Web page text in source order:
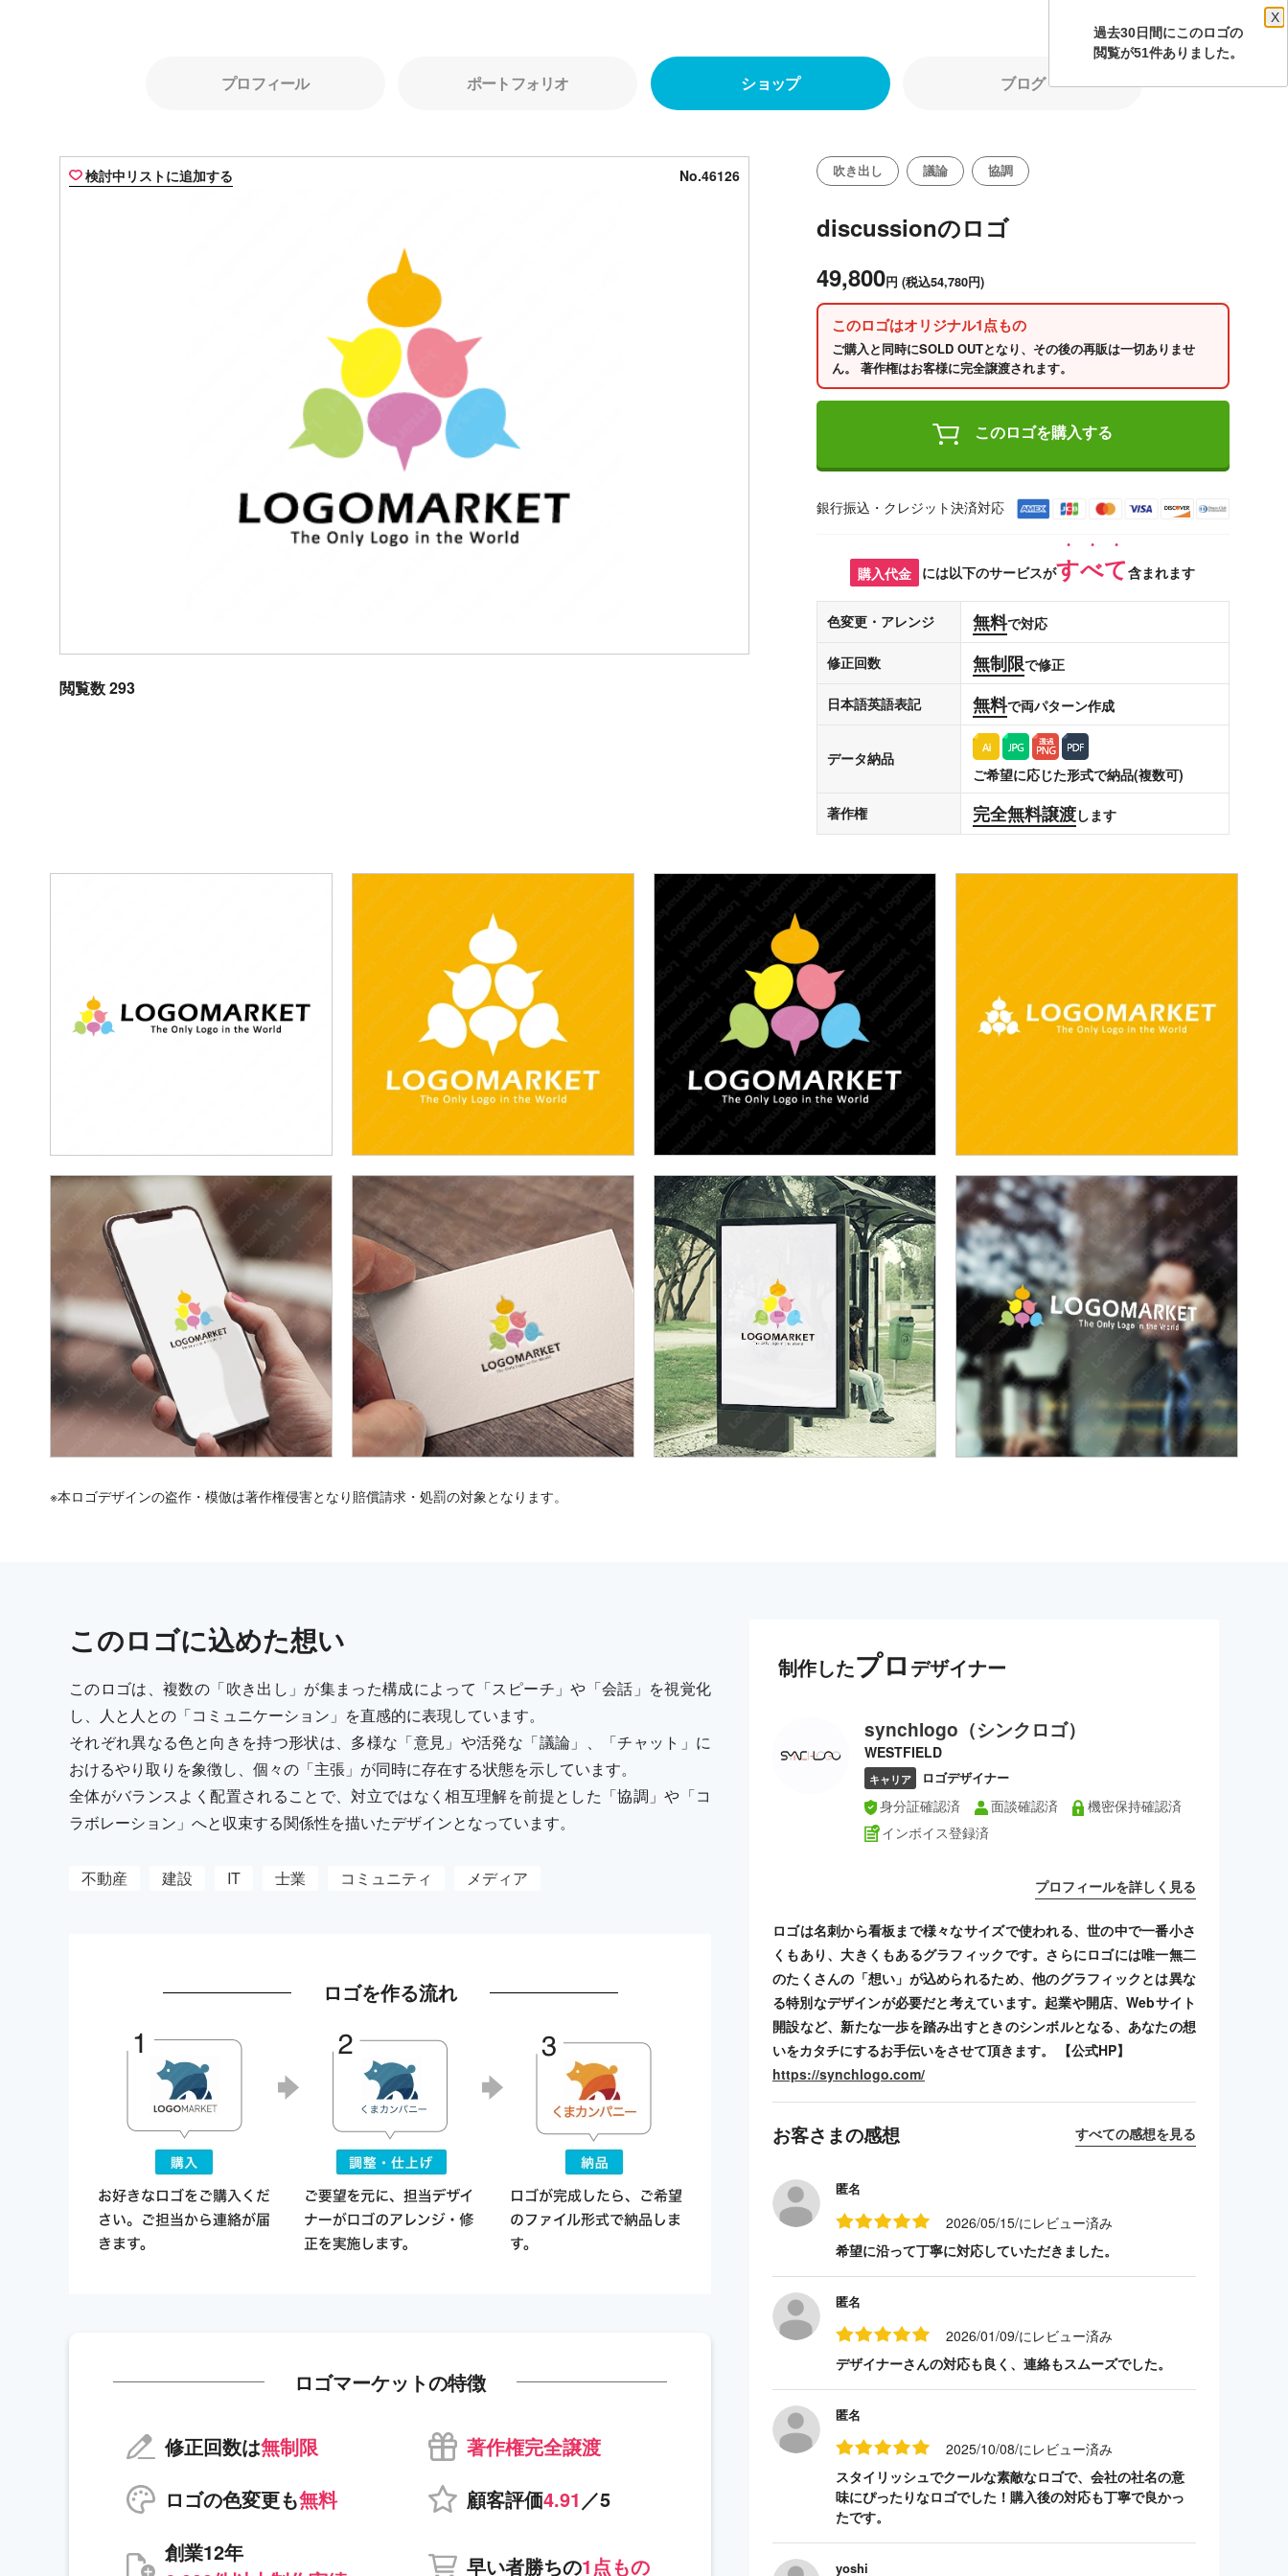
プロフィール ポートフォリオ ショップ ブログ
検討中リストに追加する No.46126
閲覧数 293
吹き出し 議論 協調
discussionのロゴ
49,800円 (税込54,780円)
このロゴはオリジナル1点もの
ご購入と同時にSOLD OUTとなり、その後の再販は一切ありませ
ん。 著作権はお客様に完全譲渡されます。
このロゴを購入する
銀行振込・クレジット決済対応
購入代金 には以下のサービスがすべて含まれます
色変更・アレンジ 無料で対応
修正回数 無制限で修正
日本語英語表記 無料で両パターン作成
データ納品
ご希望に応じた形式で納品(複数可)
著作権
完全無料譲渡します
※本ロゴデザインの盗作・模倣は著作権侵害となり賠償請求・処罰の対象となります。
このロゴに込めた想い
このロゴは、複数の「吹き出し」が集まった構成によって「スピーチ」や「会話」を視覚化
し、人と人との「コミュニケーション」を直感的に表現しています。
それぞれ異なる色と向きを持つ形状は、多様な「意見」や活発な「議論」、「チャット」に
おけるやり取りを象徴し、個々の「主張」が同時に存在する状態を示しています。
全体がバランスよく配置されることで、対立ではなく相互理解を前提とした「協調」や「コ
ラボレーション」へと収束する関係性を描いたデザインとなっています。
不動産 建設 IT 士業 コミュニティ メディア
ロゴを作る流れ
ロゴマーケットの特徴
修正回数は無制限
著作権完全譲渡
ロゴの色変更も無料 顧客評価4.91 ／5
創業12年
早い者勝ちの1点もの
制作したプロ デザイナー
synchlogo（シンクロゴ）
WESTFIELD
キャリア ロゴデザイナー
身分証確認済 面談確認済
機密保持確認済
インボイス登録済
プロフィールを詳しく見る
ロゴは名刺から看板まで様々なサイズで使われる、世の中で一番小さ
くもあり、大きくもあるグラフィックです。さらにロゴには唯一無二
のたくさんの「想い」が込められるため、他のグラフィックとは異な
る特別なデザインが必要だと考えています。起業や開店、Webサイト
開設など、新たな一歩を踏み出すときのシンボルとなる、あなたの想
いをカタチにするお手伝いをさせて頂きます。 【公式HP】
https://synchlogo.com/
お客さまの感想 すべての感想を見る
匿名
2026/05/15/にレビュー済み
希望に沿って丁寧に対応していただきました。
匿名
2026/01/09/にレビュー済み
デザイナーさんの対応も良く、連絡もスムーズでした。
匿名
2025/10/08/にレビュー済み
スタイリッシュでクールな素敵なロゴで、会社の社名の意
味にぴったりなロゴでした！購入後の対応も丁寧で良かっ
たです。
yoshi
過去30日間にこのロゴの
X
閲覧が51件ありました。